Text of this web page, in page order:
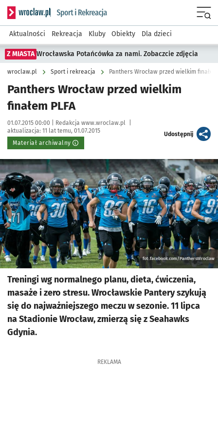
Serwis informacyjny wroclaw.pl podserwis: Sport i rekreacja
Aktualności Rekreacja Kluby Obiekty Dla dzieci
Z MIASTA Wrocławska Potańcówka za nami. Zobaczcie zdjęcia
wroclaw.pl Sport i rekreacja Panthers Wrocław przed wielkim finałem
Panthers Wrocław przed wielkim
finałem PLFA
Data publikacji:
01.07.2015 00:00 | Autor:
Redakcja www.wroclaw.pl
aktualizacja: 11 lat temu, 01.07.2015
Materiał archiwalny
Udostępnijartykuł
Kliknij, aby powiększyć
fot:.facebook.com/PanthersWroclaw
Treningi wg normalnego planu, dieta, ćwiczenia,
masaże i zero stresu. Wrocławskie Pantery szykują
się do najważniejszego meczu w sezonie. 11 lipca
na Stadionie Wrocław, zmierzą się z Seahawks
Gdynia.
REKLAMA